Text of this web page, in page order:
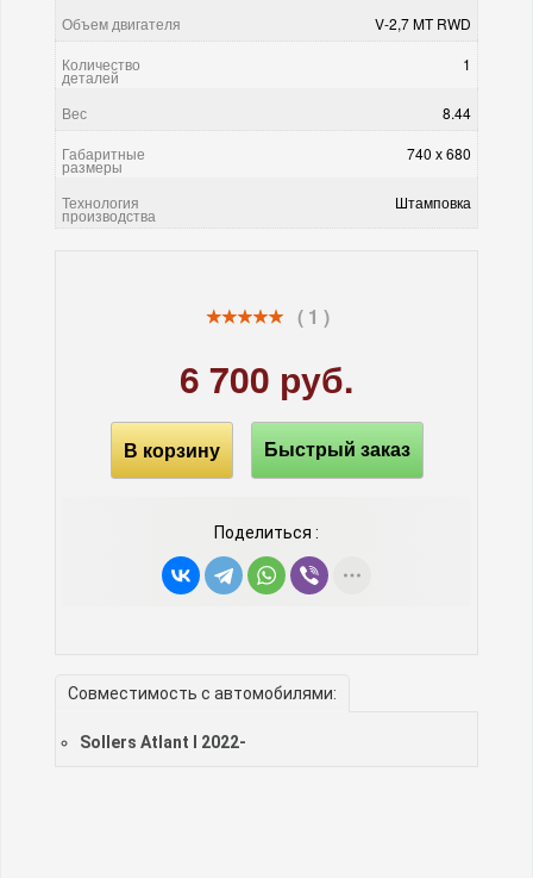
Объем двигателя
V-2,7 MT RWD
Количество
деталей
1
Вес
8.44
Габаритные
размеры
740 х 680
Технология
производства
Штамповка
( 1 )
6 700 руб.
В корзину Быстрый заказ
Поделиться :
Совместимость с автомобилями:
Sollers Atlant I 2022-